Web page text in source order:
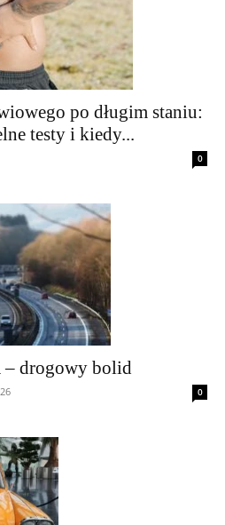
po długim staniu:
testy i kiedy...
0
– drogowy bolid
0